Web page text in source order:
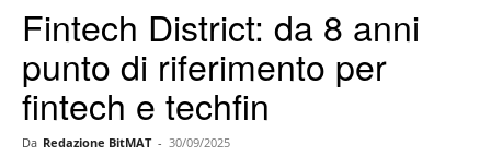
Fintech District: da 8 anni
punto di riferimento per
fintech e techfin
Da Redazione BitMAT - 30/09/2025